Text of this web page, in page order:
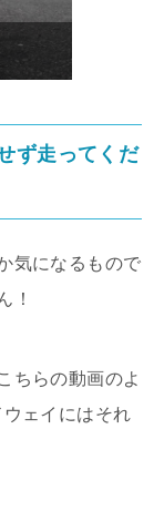
ず走ってくだ
気になるもので
！
ちらの動画のよ
ェイにはそれ